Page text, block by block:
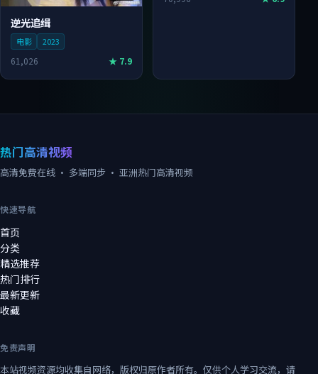
逆光追缉
电影 2023
61,026 ★ 7.9
热门高清视频
高清免费在线 · 多端同步 · 亚洲热门高清视频
快速导航
首页
分类
精选推荐
热门排行
最新更新
收藏
免责声明
本站视频资源均收集自网络，版权归原作者所有。仅供个人学习交流，请